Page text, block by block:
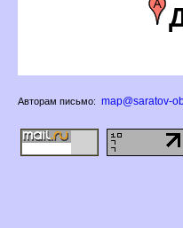
Авторам письмо: map@saratov-